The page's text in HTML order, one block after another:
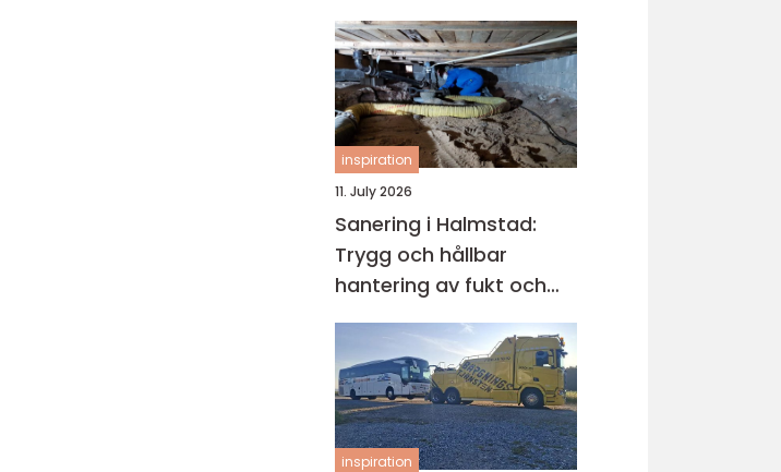
mikroorganismer har
fått fäste i en byggnad
inspiration
11. July 2026
Sanering i Halmstad:
Trygg och hållbar
hantering av fukt och
skador
inspiration